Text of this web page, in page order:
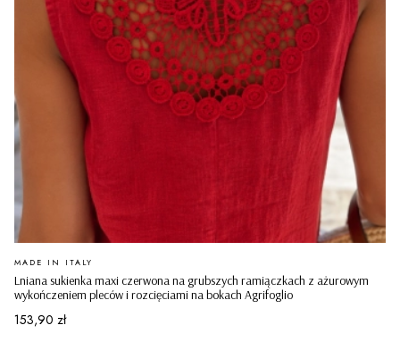
Lniana sukienka maxi czerwona na grubszych ramiączkach z ażurowym
wykończeniem pleców i rozcięciami na bokach Agrifoglio
PRODUCENT
MADE IN ITALY
Cena
153,90 zł